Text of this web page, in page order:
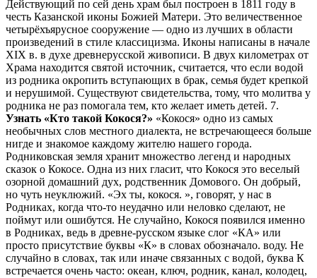
Действующий по сей день храм был построен в 1811 году в
честь Казанской иконы Божией Матери. Это величественное
четырёхъярусное сооружение — одно из лучших в области
произведений в стиле классицизма. Иконы написаны в начале
XIX в. в духе древнерусской живописи. В двух километрах от
Храма находится святой источник, считается, что если водой
из родника окропить вступающих в брак, семья будет крепкой
и нерушимой. Существуют свидетельства, тому, что молитва у
родника не раз помогала тем, кто желает иметь детей. 7.
Узнать «Кто такой Кокося?» «Кокося» одно из самых
необычных слов местного диалекта, не встречающееся больше
нигде и знакомое каждому жителю нашего города.
Родниковская земля хранит множество легенд и народных
сказок о Кокосе. Одна из них гласит, что Кокося это веселый
озорной домашний дух, родственник Домового. Он добрый,
но чуть неуклюжий. «Эх ты, кокося. », говорят, у нас в
Родниках, когда что-то неудачно или неловко сделают, не
поймут или ошибутся. Не случайно, Кокося появился именно
в Родниках, ведь в древне-русском языке слог «КА» или
просто присутствие буквы «К» в словах обозначало. воду. Не
случайно в словах, так или иначе связанных с водой, буква К
встречается очень часто: океан, ключ, родник, канал, колодец,